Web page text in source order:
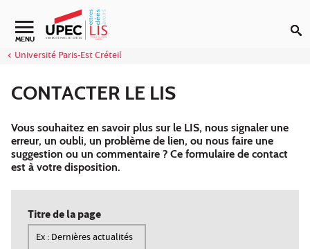
Aller au contenu
MENU
Université Paris-Est Créteil
CONTACTER LE LIS
Vous souhaitez en savoir plus sur le LIS, nous signaler une
erreur, un oubli, un problème de lien, ou nous faire une
suggestion ou un commentaire ? Ce formulaire de contact
est à votre disposition.
Titre de la page